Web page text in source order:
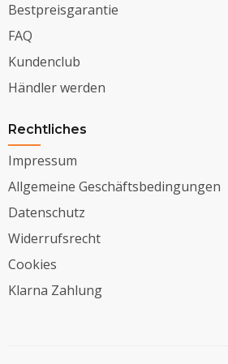
Bestpreisgarantie
FAQ
Kundenclub
Händler werden
Rechtliches
Impressum
Allgemeine Geschäftsbedingungen
Datenschutz
Widerrufsrecht
Cookies
Klarna Zahlung